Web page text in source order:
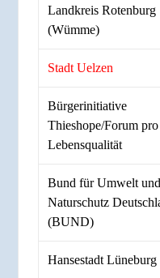
Landkreis Rotenburg
(Wümme)
Stadt Uelzen
Bürgerinitiative
Thieshope/Forum pro
Lebensqualität
Bund für Umwelt und
Naturschutz
(BUND)
Hansestadt Lüneburg